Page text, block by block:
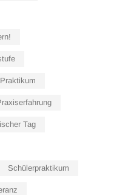
Praktikum
Tag
Schülerpraktikum